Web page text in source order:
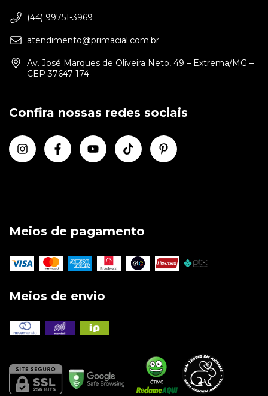
(44) 99751-3969
atendimento@primacial.com.br
Av. José Marques de Oliveira Neto, 49 – Extrema/MG –
CEP 37647-174
Confira nossas redes sociais
Meios de pagamento
Meios de envio